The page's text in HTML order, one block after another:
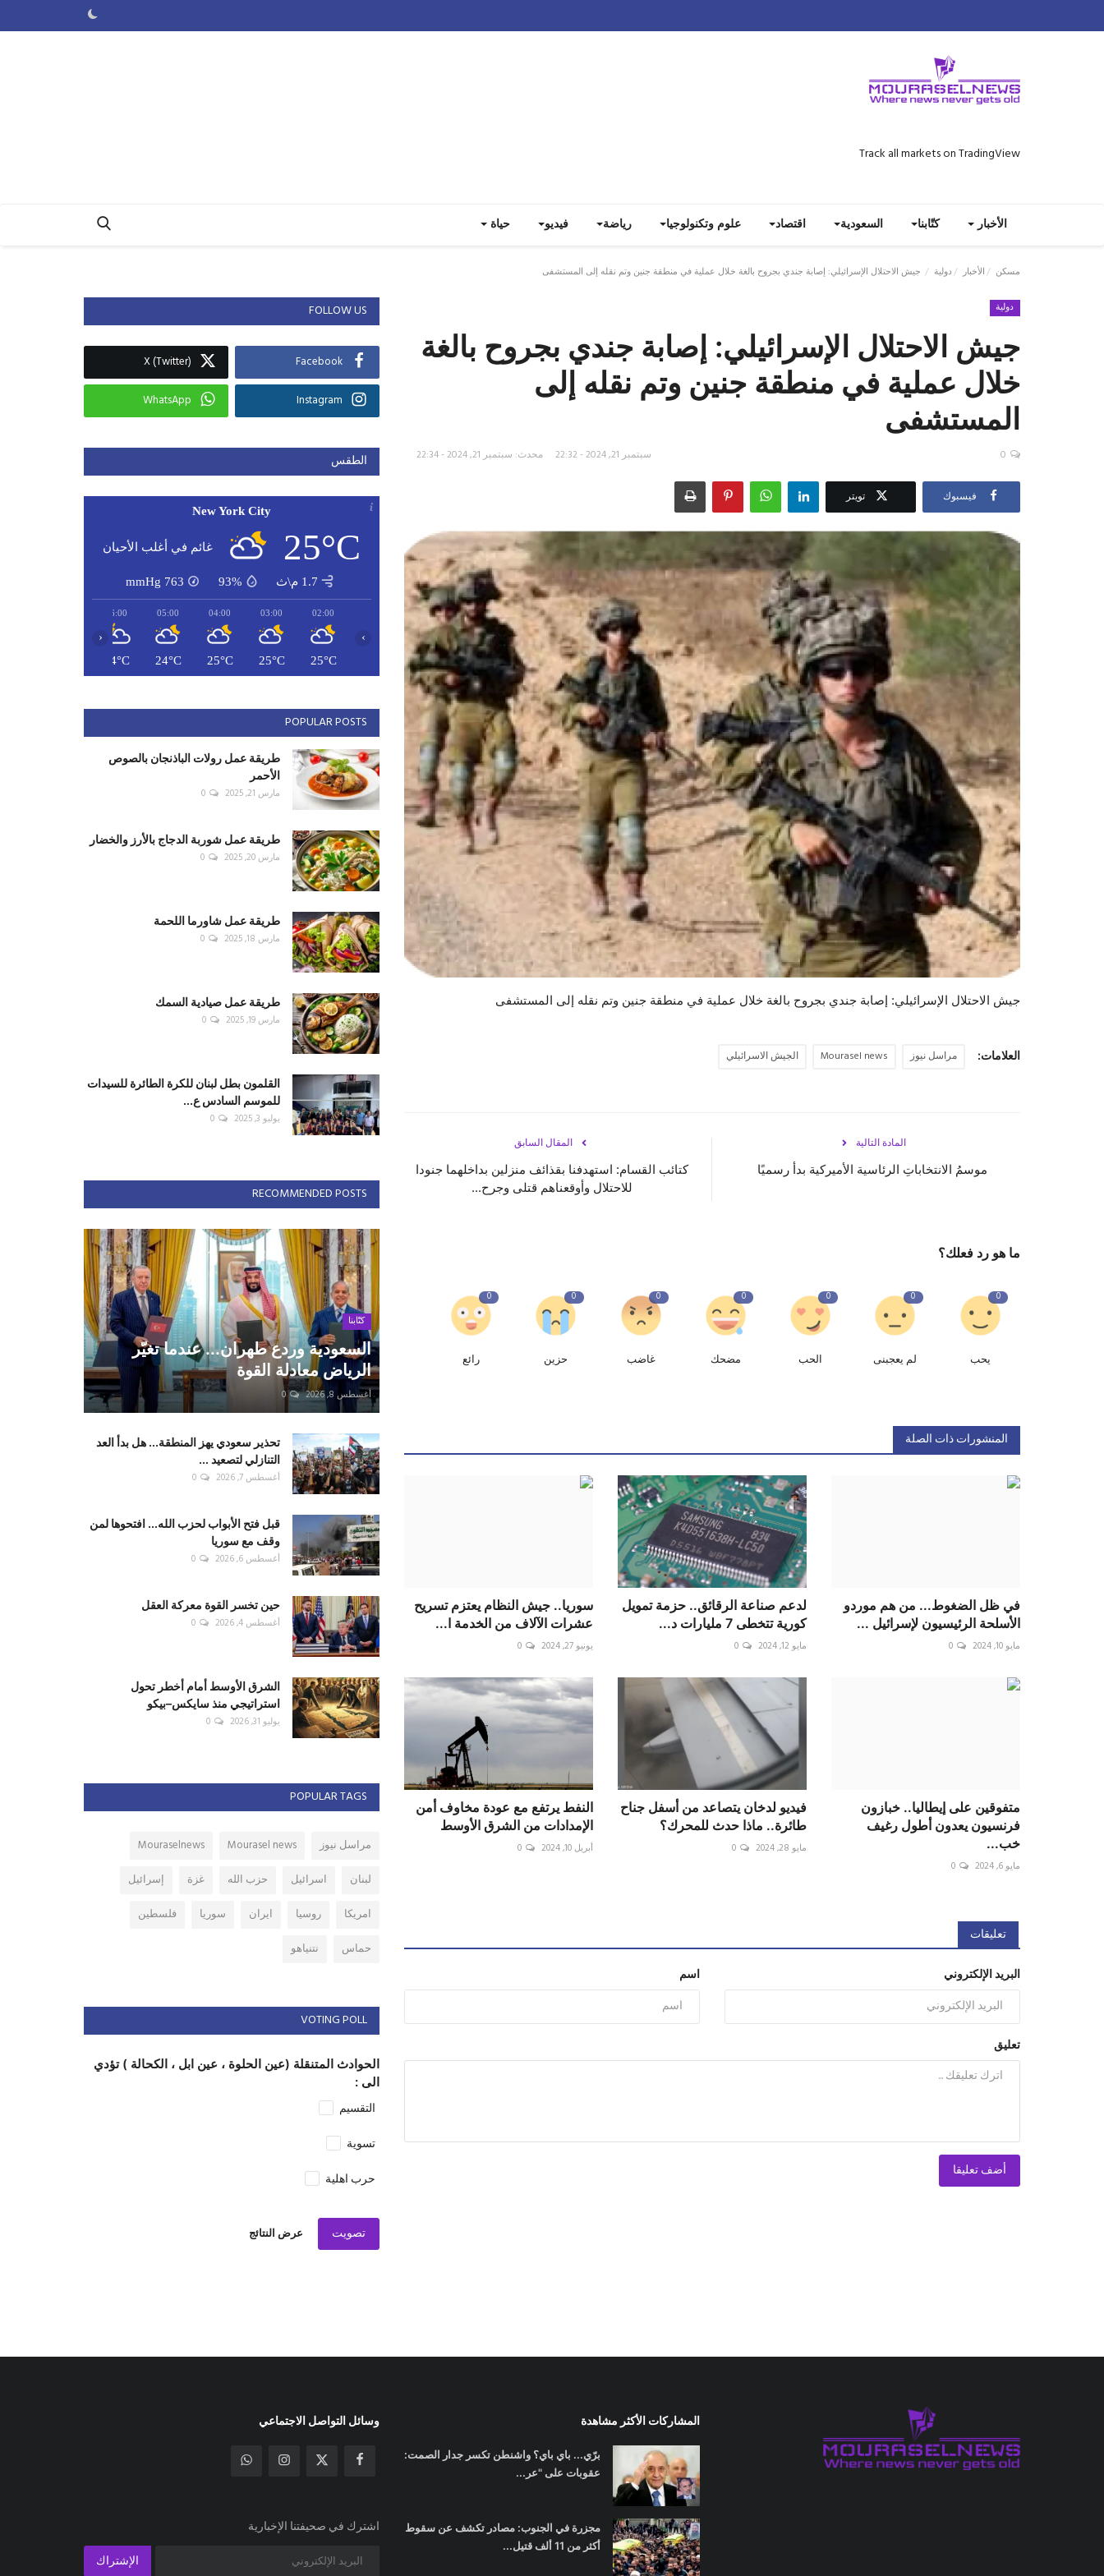
Track all markets on TradingView
الأخبار كتّابنا السعودية اقتصاد علوم وتكنولوجيا رياضة فيديو حياة
مسكن الأخبار دولية جيش الاحتلال الإسرائيلي: إصابة جندي بجروح بالغة خلال عملية في منطقة جنين وتم نقله إلى المستشفى
دولية
جيش الاحتلال الإسرائيلي: إصابة جندي بجروح بالغة
خلال عملية في منطقة جنين وتم نقله إلى
المستشفى
سبتمبر 21, 2024 - 22:32 محدث: سبتمبر 21, 2024 - 22:34 0
فيسبوك تويتر
جيش الاحتلال الإسرائيلي: إصابة جندي بجروح بالغة خلال عملية في منطقة جنين وتم نقله إلى المستشفى
العلامات: مراسل نيوز Mourasel news الجيش الاسرائيلي
المقال السابق
كتائب القسام: استهدفنا بقذائف منزلين بداخلهما جنودا
للاحتلال وأوقعناهم قتلى وجرح...
المادة التالية
موسمُ الانتخاباتِ الرئاسية الأميركية بدأ رسميًا
ما هو رد فعلك؟
0
يحب
0
لم يعجبنى
0
الحب
0
مضحك
0
غاضب
0
حزين
0
رائع
المنشورات ذات الصلة
في ظل الضغوط... من هم موردو
الأسلحة الرئيسيون لإسرائيل ...
مايو 10, 2024 0
لدعم صناعة الرقائق.. حزمة تمويل
كورية تتخطى 7 مليارات د...
مايو 12, 2024 0
سوريا.. جيش النظام يعتزم تسريح
عشرات الآلاف من الخدمة ا...
يونيو 27, 2024 0
متفوقين على إيطاليا.. خبازون
فرنسيون يعدون أطول رغيف
خب...
مايو 6, 2024 0
فيديو لدخان يتصاعد من أسفل جناح
طائرة.. ماذا حدث للمحرك؟
مايو 28, 2024 0
النفط يرتفع مع عودة مخاوف أمن
الإمدادات من الشرق الأوسط
أبريل 10, 2024 0
تعليقات
اسم البريد الإلكتروني
تعليق
أضف تعليقا
FOLLOW US
Facebook
X (Twitter)
Instagram
WhatsApp
الطقس
New York City
25°C غائم في أغلب الأحيان
1.7 م\ث 93%
763
mmHg
02:00
25°C
03:00
25°C
04:00
25°C
05:00
24°C
06:00
24°C
‹ ›
POPULAR POSTS
طريقة عمل رولات الباذنجان بالصوص
الأحمر
مارس 21, 2025 0
طريقة عمل شوربة الدجاج بالأرز والخضار
مارس 20, 2025 0
طريقة عمل شاورما اللحمة
مارس 18, 2025 0
طريقة عمل صيادية السمك
مارس 19, 2025 0
القلمون بطل لبنان للكرة الطائرة للسيدات
للموسم السادس ع...
يوليو 3, 2025 0
RECOMMENDED POSTS
كتّابنا
السعودية وردع طهران... عندما تغيّر
الرياض معادلة القوة
أغسطس 8, 2026 0
تحذير سعودي يهز المنطقة... هل بدأ العد
التنازلي لتصعيد ...
أغسطس 7, 2026 0
قبل فتح الأبواب لحزب الله... افتحوها لمن
وقف مع سوريا
أغسطس 6, 2026 0
حين تخسر القوة معركة العقل
أغسطس 4, 2026 0
الشرق الأوسط أمام أخطر تحول
استراتيجي منذ سايكس–بيكو
يوليو 31, 2026 0
POPULAR TAGS
مراسل نيوز Mourasel news
Mouraselnews
لبنان
اسرائيل حزب الله غزة
إسرائيل
امريكا
روسيا ايران سوريا
فلسطين
حماس
نتنياهو
VOTING POLL
الحوادث المتنقلة (عين الحلوة ، عين ابل ، الكحالة ) تؤدي
الى :
التقسيم
تسوية
حرب اهلية
تصويت عرض النتائج
المشاركات الأكثر مشاهدة
برّي... باي باي؟ واشنطن تكسر جدار الصمت:
عقوبات على "عر...
مجزرة في الجنوب: مصادر تكشف عن سقوط
أكثر من 11 ألف قتيل...
وسائل التواصل الاجتماعي
اشترك في صحيفتنا الإخبارية
الإشتراك